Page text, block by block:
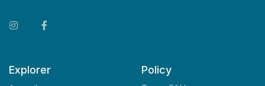
Explorer Policy